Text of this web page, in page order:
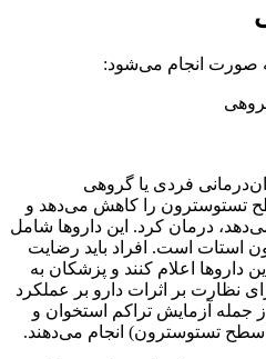
صورت انجام می‌شود:
فردی یا گروهی
تستوسترون را کاهش می‌دهد و
درمان کرد. این داروها شامل
استات است. افراد باید رضایت
داروها اعلام کنند و پزشکان به
نظارت بر اثرات دارو بر عملکرد
جمله آزمایش تراکم استخوان و
سطح تستوسترون) انجام می‌دهند.